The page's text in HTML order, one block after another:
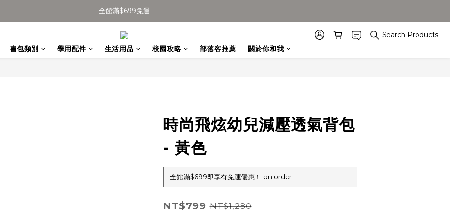
全館滿$699免運
全館滿$699免運
全館滿$699免運
Search Products
書包類別 學用配件 生活用品 校園攻略 部落客推薦 關於你和我
時尚飛炫幼兒減壓透氣背包
- 黃色
全館滿$699即享有免運優惠！ on order
NT$799 NT$1,280